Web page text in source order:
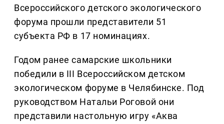
Всероссийского детского экологического
форума прошли представители 51
субъекта РФ в 17 номинациях.
Годом ранее самарские школьники
победили в III Всероссийском детском
экологическом форуме в Челябинске. Под
руководством Натальи Роговой они
представили настольную игру «Аква